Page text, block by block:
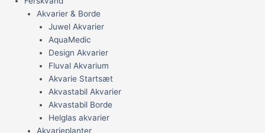
Akvarier & Borde
Juwel Akvarier
AquaMedic
Design Akvarier
Fluval Akvarium
Akvarie Startsæt
Akvastabil Akvarier
Akvastabil Borde
Helglas akvarier
Akvarieplanter